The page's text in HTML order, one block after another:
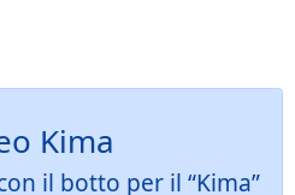
Kima
il botto per il “Kima”